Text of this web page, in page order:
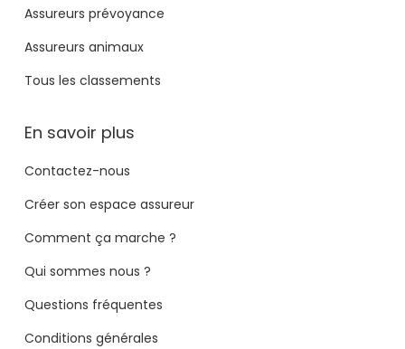
Assureurs prévoyance
Assureurs animaux
Tous les classements
En savoir plus
Contactez-nous
Créer son espace assureur
Comment ça marche ?
Qui sommes nous ?
Questions fréquentes
Conditions générales